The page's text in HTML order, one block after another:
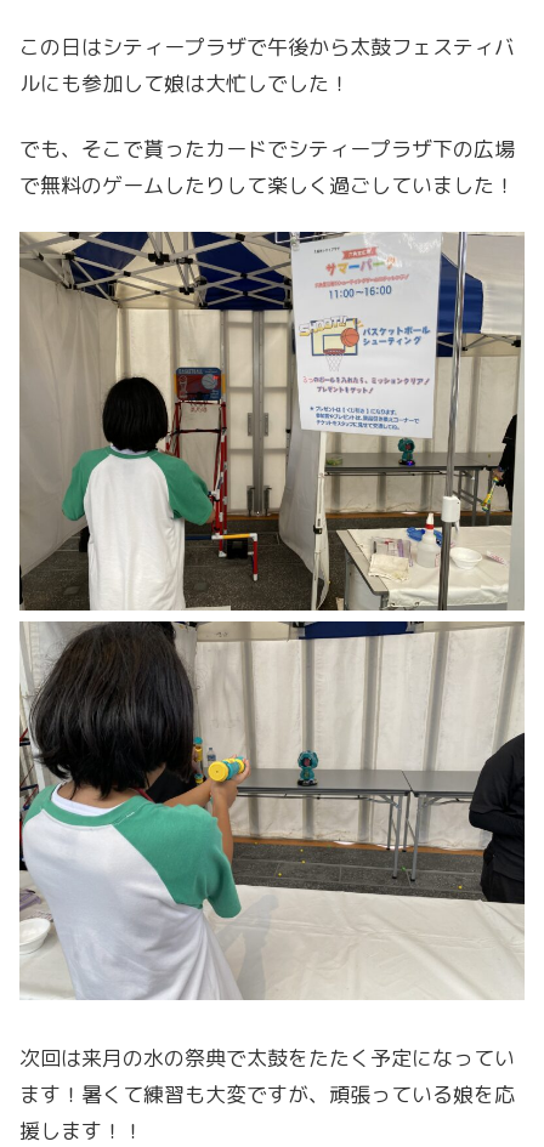
この日はシティープラザで午後から太鼓フェスティバ
ルにも参加して娘は大忙しでした！
でも、そこで貰ったカードでシティープラザ下の広場
で無料のゲームしたりして楽しく過ごしていました！
次回は来月の水の祭典で太鼓をたたく予定になってい
ます！暑くて練習も大変ですが、頑張っている娘を応
援します！！